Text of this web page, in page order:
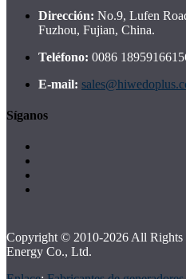
Dirección: No.9, Lufen
Fuzhou, Fujian, China.
Teléfono: 0086
E-mail:
Síganos
Copyright © 2010-2026 All Rights
Energy Co., Ltd.